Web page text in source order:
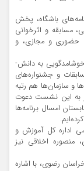
باشگاه، پخش
مسابقه و اثرخوانی
حضوری و مجازی، و
به دانش‌­
و جشنواره­‌های
و سازمان‌­ها هم رتبه
به این نشست دعوت
امسال برنامه­‌ها
اداره کل آموزش و
منصوره اخلاقی نیز
رضوی، با اشاره